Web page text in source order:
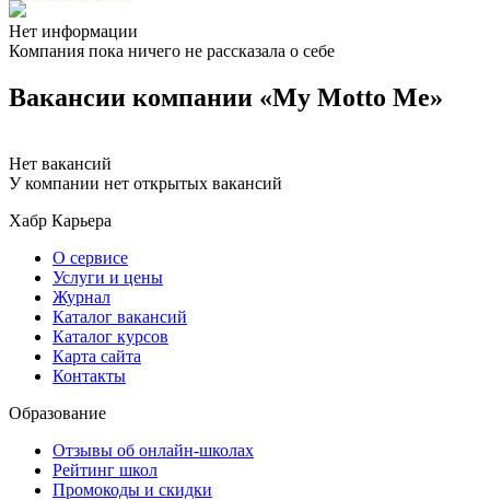
Нет информации
Компания пока ничего не рассказала о себе
Вакансии компании «My Motto Me»
Нет вакансий
У компании нет открытых вакансий
Хабр Карьера
О сервисе
Услуги и цены
Журнал
Каталог вакансий
Каталог курсов
Карта сайта
Контакты
Образование
Отзывы об онлайн-школах
Рейтинг школ
Промокоды и скидки